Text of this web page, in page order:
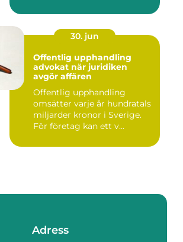
30. jun
Offentlig upphandling
advokat när juridiken
avgör affären
Offentlig upphandling
omsätter varje år hundratals
miljarder kronor i Sverige.
För företag kan ett v...
Adress